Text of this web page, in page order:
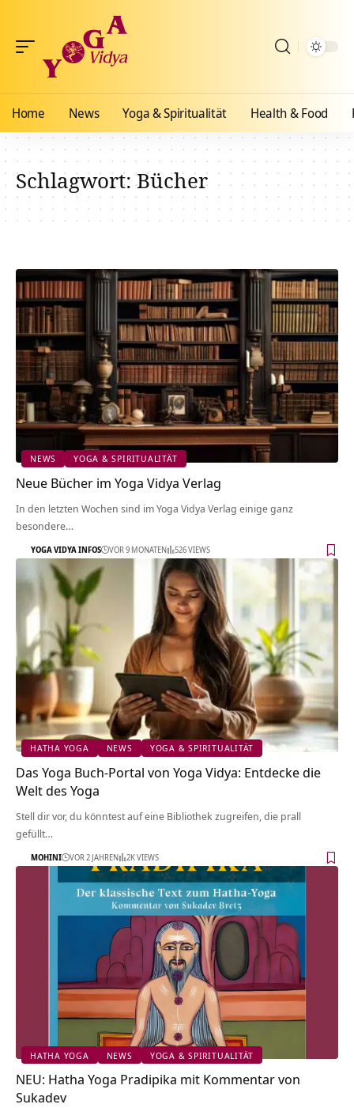
Home News Yoga & Spiritualität Health & Food
Schlagwort:Bücher
NEWS YOGA & SPIRITUALITÄT
Neue Bücher im Yoga Vidya Verlag
In den letzten Wochen sind im Yoga Vidya Verlag einige ganz
besondere…
YOGA VIDYA INFOS VOR 9 MONATEN 526 VIEWS
HATHA YOGA NEWS YOGA & SPIRITUALITÄT
Das Yoga Buch-Portal von Yoga Vidya: Entdecke die
Welt des Yoga
Stell dir vor, du könntest auf eine Bibliothek zugreifen, die prall
gefüllt…
MOHINI VOR 2 JAHREN 2K VIEWS
HATHA YOGA NEWS YOGA & SPIRITUALITÄT
NEU: Hatha Yoga Pradipika mit Kommentar von
Sukadev